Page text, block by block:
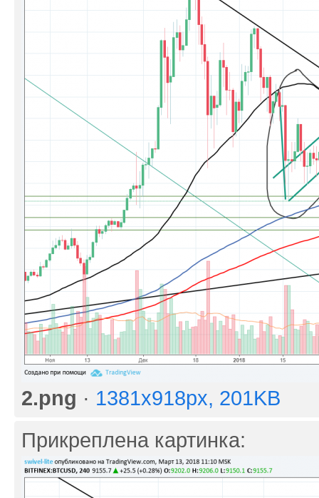
2.png · 1381x918px, 201KB
Прикреплена картинка: